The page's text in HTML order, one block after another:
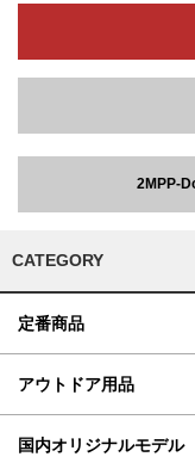
2MPP-
CATEGORY
定番商品
アウトドア用品
国内オリジナルモデル